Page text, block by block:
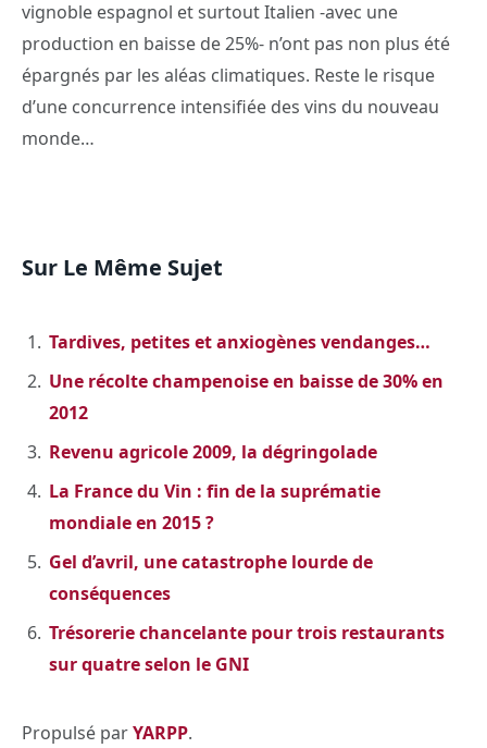
vignoble espagnol et surtout Italien -avec une
production en baisse de 25%- n’ont pas non plus été
épargnés par les aléas climatiques. Reste le risque
d’une concurrence intensifiée des vins du nouveau
monde…
Sur Le Même Sujet
Tardives, petites et anxiogènes vendanges…
Une récolte champenoise en baisse de 30% en
2012
Revenu agricole 2009, la dégringolade
La France du Vin : fin de la suprématie
mondiale en 2015 ?
Gel d’avril, une catastrophe lourde de
conséquences
Trésorerie chancelante pour trois restaurants
sur quatre selon le GNI
Propulsé parYARPP.